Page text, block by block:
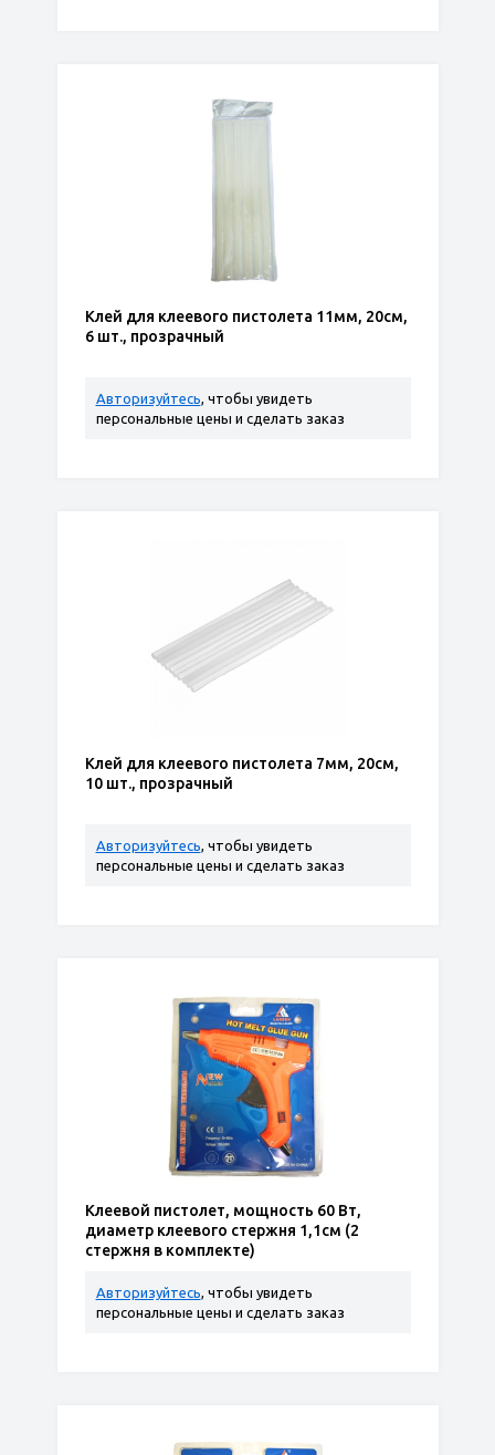
Клей для клеевого пистолета 11мм, 20см,
6 шт., прозрачный
Авторизуйтесь, чтобы увидеть
персональные цены и сделать заказ
Клей для клеевого пистолета 7мм, 20см,
10 шт., прозрачный
Авторизуйтесь, чтобы увидеть
персональные цены и сделать заказ
Клеевой пистолет, мощность 60 Вт,
диаметр клеевого стержня 1,1см (2
стержня в комплекте)
Авторизуйтесь, чтобы увидеть
персональные цены и сделать заказ